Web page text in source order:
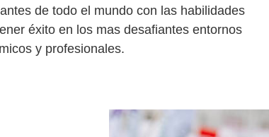
de todo el mundo con las habilidades
éxito en los mas desafiantes entornos
y profesionales.